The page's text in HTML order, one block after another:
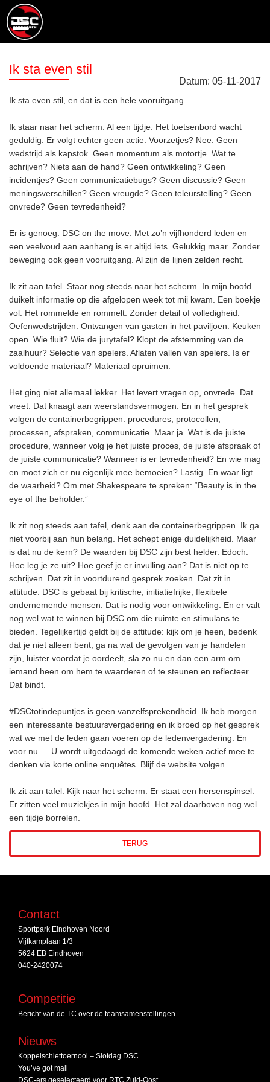
Ik sta even stil
Datum: 05-11-2017
Ik sta even stil, en dat is een hele vooruitgang.
Ik staar naar het scherm. Al een tijdje. Het toetsenbord wacht
geduldig. Er volgt echter geen actie. Voorzetjes? Nee. Geen
wedstrijd als kapstok. Geen momentum als motortje. Wat te
schrijven? Niets aan de hand? Geen ontwikkeling? Geen
incidentjes? Geen communicatiebugs? Geen discussie? Geen
meningsverschillen? Geen vreugde? Geen teleurstelling? Geen
onvrede? Geen tevredenheid?
Er is genoeg. DSC on the move. Met zo’n vijfhonderd leden en
een veelvoud aan aanhang is er altijd iets. Gelukkig maar. Zonder
beweging ook geen vooruitgang. Al zijn de lijnen zelden recht.
Ik zit aan tafel. Staar nog steeds naar het scherm. In mijn hoofd
duikelt informatie op die afgelopen week tot mij kwam. Een boekje
vol. Het rommelde en rommelt. Zonder detail of volledigheid.
Oefenwedstrijden. Ontvangen van gasten in het paviljoen. Keuken
open. Wie fluit? Wie de jurytafel? Klopt de afstemming van de
zaalhuur? Selectie van spelers. Aflaten vallen van spelers. Is er
voldoende materiaal? Materiaal opruimen.
Het ging niet allemaal lekker. Het levert vragen op, onvrede. Dat
vreet. Dat knaagt aan weerstandsvermogen. En in het gesprek
volgen de containerbegrippen: procedures, protocollen,
processen, afspraken, communicatie. Maar ja. Wat is de juiste
procedure, wanneer volg je het juiste proces, de juiste afspraak of
de juiste communicatie? Wanneer is er tevredenheid? En wie mag
en moet zich er nu eigenlijk mee bemoeien? Lastig. En waar ligt
de waarheid? Om met Shakespeare te spreken: “Beauty is in the
eye of the beholder.”
Ik zit nog steeds aan tafel, denk aan de containerbegrippen. Ik ga
niet voorbij aan hun belang. Het schept enige duidelijkheid. Maar
is dat nu de kern? De waarden bij DSC zijn best helder. Edoch.
Hoe leg je ze uit? Hoe geef je er invulling aan? Dat is niet op te
schrijven. Dat zit in voortdurend gesprek zoeken. Dat zit in
attitude. DSC is gebaat bij kritische, initiatiefrijke, flexibele
ondernemende mensen. Dat is nodig voor ontwikkeling. En er valt
nog wel wat te winnen bij DSC om die ruimte en stimulans te
bieden. Tegelijkertijd geldt bij de attitude: kijk om je heen, bedenk
dat je niet alleen bent, ga na wat de gevolgen van je handelen
zijn, luister voordat je oordeelt, sla zo nu en dan een arm om
iemand heen om hem te waarderen of te steunen en reflecteer.
Dat bindt.
#DSCtotindepuntjes is geen vanzelfsprekendheid. Ik heb morgen
een interessante bestuursvergadering en ik broed op het gesprek
wat we met de leden gaan voeren op de ledenvergadering. En
voor nu…. U wordt uitgedaagd de komende weken actief mee te
denken via korte online enquêtes. Blijf de website volgen.
Ik zit aan tafel. Kijk naar het scherm. Er staat een hersenspinsel.
Er zitten veel muziekjes in mijn hoofd. Het zal daarboven nog wel
een tijdje borrelen.
TERUG
Contact
Sportpark Eindhoven Noord
Vijfkamplaan 1/3
5624 EB Eindhoven
040-2420074
Competitie
Bericht van de TC over de teamsamenstellingen
Nieuws
Koppelschiettoernooi – Slotdag DSC
You’ve got mail
DSC‑ers geselecteerd voor RTC Zuid‑Oost